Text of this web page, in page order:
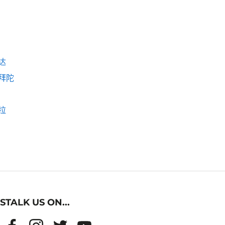
陀
STALK US ON...